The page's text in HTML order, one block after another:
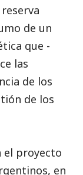
de un
que -
las
de los
de los
el proyecto
en